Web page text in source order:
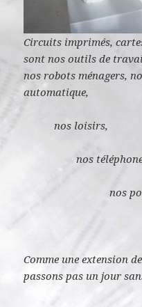
Circuits imprimés,
sont nos outils de
nos robots ménagers,
automatique,
nos loisirs,
nos
nos
nos
Comme une extension
passons pas un jour